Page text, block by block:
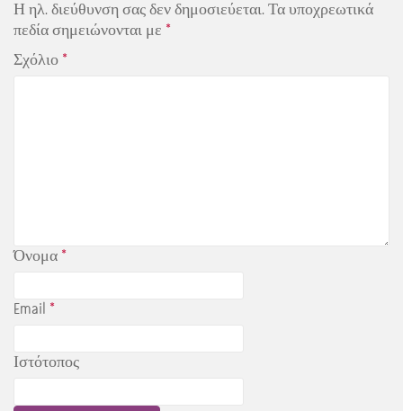
Η ηλ. διεύθυνση σας δεν δημοσιεύεται. Τα υποχρεωτικά
πεδία σημειώνονται με *
Σχόλιο *
Όνομα *
Email *
Ιστότοπος